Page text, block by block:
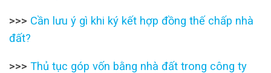
>>> Cần lưu ý gì khi ký kết hợp đồng thế chấp nhà
đất?
>>> Thủ tục góp vốn bằng nhà đất trong công ty